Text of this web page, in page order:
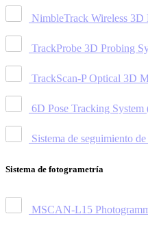
NimbleTrack Wireless 3D
TrackProbe 3D Probing
TrackScan-P Optical 3D
6D Pose Tracking System
Sistema de seguimiento
Sistema de fotogrametría
MSCAN-L15